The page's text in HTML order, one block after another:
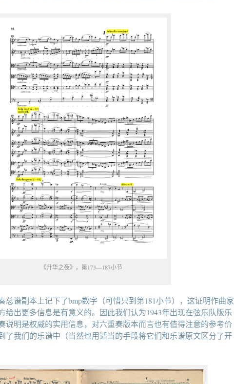
《升华之夜》，第173—187小节
总谱副本上记下了bmp数字（可惜只到第181小节），这证明作曲家
给出更多信息是有意义的。因此我们认为1943年出现在弦乐队版乐
说明是权威的实用信息，对六重奏版本而言也有值得注意的参考价
了我们的乐谱中（当然也用适当的手段将它们和乐谱原文区分了开